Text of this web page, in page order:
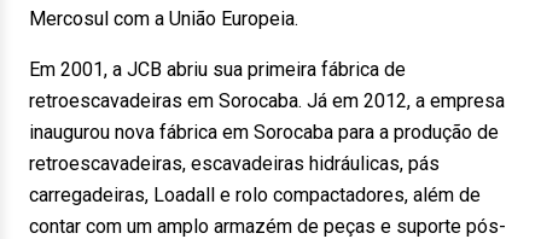
Mercosul com a União Europeia.
Em 2001, a JCB abriu sua primeira fábrica de
retroescavadeiras em Sorocaba. Já em 2012, a empresa
inaugurou nova fábrica em Sorocaba para a produção de
retroescavadeiras, escavadeiras hidráulicas, pás
carregadeiras, Loadall e rolo compactadores, além de
contar com um amplo armazém de peças e suporte pós-